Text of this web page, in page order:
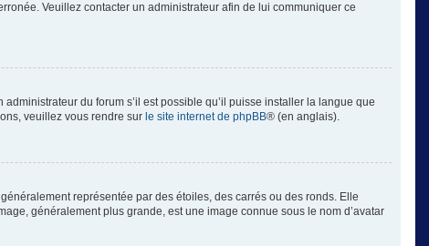
Veuillez contacter un administrateur afin de lui communiquer ce
du forum s’il est possible qu’il puisse installer la langue que
veuillez vous rendre sur le site internet de phpBB® (en anglais).
représentée par des étoiles, des carrés ou des ronds. Elle
généralement plus grande, est une image connue sous le nom d’avatar